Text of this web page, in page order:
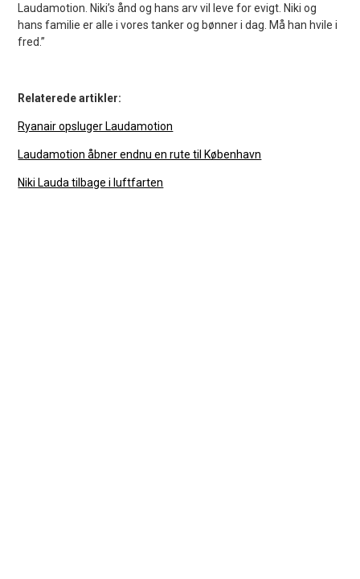
Laudamotion. Niki’s ånd og hans arv vil leve for evigt. Niki og
hans familie er alle i vores tanker og bønner i dag. Må han hvile i
fred.”
Relaterede artikler:
Ryanair opsluger Laudamotion
Laudamotion åbner endnu en rute til København
Niki Lauda tilbage i luftfarten